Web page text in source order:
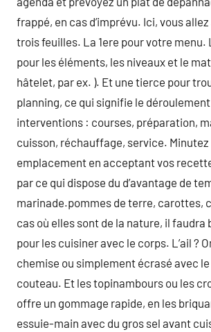
frappé, en cas d’imprévu. Ici, vous
trois feuilles. La 1ere pour votre menu.
pour les éléments, les niveaux et le
hâtelet, par ex. ). Et une tierce pour
planning, ce qui signifie le
interventions : courses, préparation,
cuisson, réchauffage, service. Minutez
emplacement en acceptant vos
par ce qui dispose du d’avantage de
marinade.pommes de terre, carottes,
cas où elles sont de la nature, il faudra
pour les cuisiner avec le corps. L’ail ?
chemise ou simplement écrasé avec le
couteau. Et les topinambours ou les
offre un gommage rapide, en les
essuie-main avec du gros sel avant